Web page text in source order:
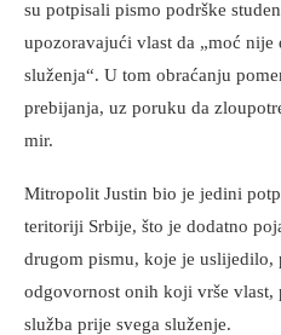
su potpisali pismo podrške
upozoravajući vlast da „moć nije
služenja“. U tom obraćanju
prebijanja, uz poruku da
mir.
Mitropolit Justin bio je jedini
teritoriji Srbije, što je dodatno
drugom pismu, koje je uslijedilo,
odgovornost onih koji vrše vlast,
služba prije svega služenje.